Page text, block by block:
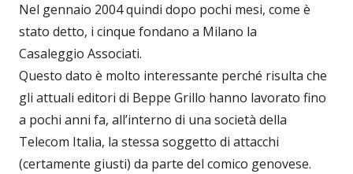
Nel gennaio 2004 quindi dopo pochi mesi, come è
stato detto, i cinque fondano a Milano la
Casaleggio Associati.
Questo dato è molto interessante perché risulta che
gli attuali editori di Beppe Grillo hanno lavorato fino
a pochi anni fa, all’interno di una società della
Telecom Italia, la stessa soggetto di attacchi
(certamente giusti) da parte del comico genovese.